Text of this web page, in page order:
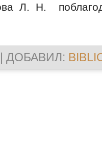
Л. Н.
ДОБАВИЛ: